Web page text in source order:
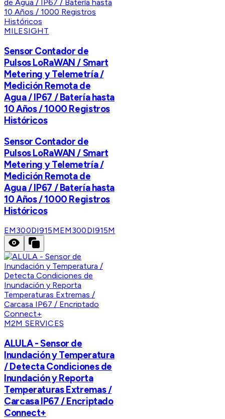
MILESIGHT
Sensor Contador de
Pulsos LoRaWAN / Smart
Metering y Telemetría /
Medición Remota de
Agua / IP67 / Batería hasta
10 Años / 1000 Registros
Históricos
Sensor Contador de
Pulsos LoRaWAN / Smart
Metering y Telemetría /
Medición Remota de
Agua / IP67 / Batería hasta
10 Años / 1000 Registros
Históricos
EM300DI915MEM300DI915M
M2M SERVICES
ALULA - Sensor de
Inundación y Temperatura
/ Detecta Condiciones de
Inundación y Reporta
Temperaturas Extremas /
Carcasa IP67 / Encriptado
Connect+